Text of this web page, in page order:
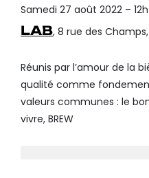
Samedi 27 août 2022 –
LAB, 8 rue des
Réunis par l’amour de la
qualité comme
valeurs communes : le
vivre, BREW